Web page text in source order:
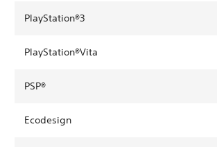
PlayStation®3
PlayStation®Vita
PSP®
Ecodesign